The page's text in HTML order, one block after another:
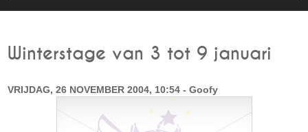
Winterstage van 3 tot 9 januari
VRIJDAG, 26 NOVEMBER 2004, 10:54 - Goofy